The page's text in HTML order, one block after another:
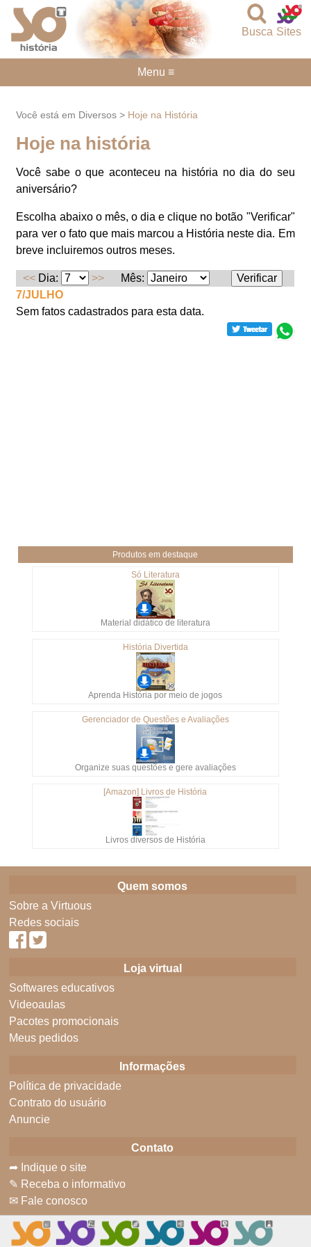
Sites
Busca
Você está em Diversos > Hoje na História
Hoje na história
Você sabe o que aconteceu na história no dia do seu
aniversário?
Escolha abaixo o mês, o dia e clique no botão "Verificar"
para ver o fato que mais marcou a História neste dia. Em
breve incluiremos outros meses.
<< Dia: >>
Mês:
7/JULHO
Sem fatos cadastrados para esta data.
Produtos em destaque
Só Literatura
Material didático de literatura
História Divertida
Aprenda História por meio de jogos
Gerenciador de Questões e Avaliações
Organize suas questões e gere avaliações
[Amazon] Livros de História
Livros diversos de História
Quem somos
Sobre a Virtuous
Redes sociais
Loja virtual
Softwares educativos
Videoaulas
Pacotes promocionais
Meus pedidos
Informações
Política de privacidade
Contrato do usuário
Anuncie
Contato
➦ Indique o site
✎ Receba o informativo
✉ Fale conosco